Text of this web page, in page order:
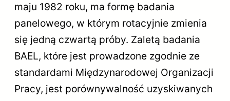
maju 1982 roku, ma formę badania
panelowego, w którym rotacyjnie zmienia
się jedną czwartą próby. Zaletą badania
BAEL, które jest prowadzone zgodnie ze
standardami Międzynarodowej Organizacji
Pracy, jest porównywalność uzyskiwanych